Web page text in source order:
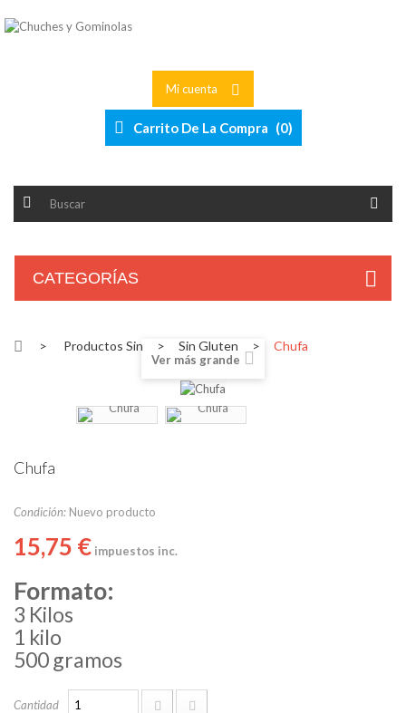
Mi cuenta
Carrito De La Compra (0)
CATEGORÍAS
> Productos Sin > Sin Gluten > Chufa
Ver más grande
Chufa
Condición: Nuevo producto
15,75 € impuestos inc.
Formato:
3 Kilos
1 kilo
500 gramos
Cantidad